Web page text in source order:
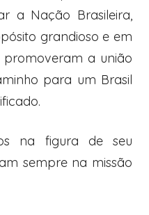
a Nação Brasileira,
grandioso e em
promoveram a união
para um Brasil
na figura de seu
sempre na missão